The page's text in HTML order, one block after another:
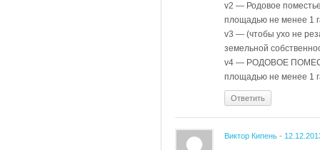
v2 — Родовое
площадью не менее 1
v3 — (чтобы ухо не
земельной
v4 — РОДОВОЕ
площадью не менее 1
Ответить
Виктор Кипень -